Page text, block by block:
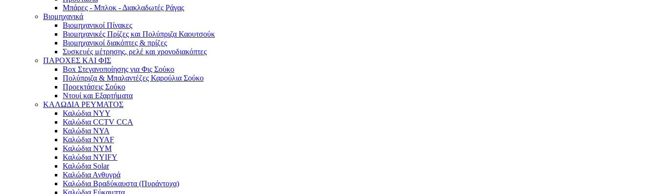
Μπάρες - Μπλοκ - Διακλαδωτές Ράγας
Βιομηχανικά
Βιομηχανικοί Πίνακες
Βιομηχανικές Πρίζες και Πολύπριζα Καουτσούκ
Βιομηχανικοί διακόπτες & πρίζες
Συσκευές μέτρησης, ρελέ και χρονοδιακόπτες
ΠΑΡΟΧΕΣ ΚΑΙ ΦΙΣ
Box Στεγανοποίησης για Φις Σούκο
Πολύπριζα & Μπαλαντέζες Καρούλια Σούκο
Προεκτάσεις Σούκο
Ντουί και Εξαρτήματα
ΚΑΛΩΔΙΑ ΡΕΥΜΑΤΟΣ
Καλώδια NYY
Καλώδια CCTV CCA
Καλώδια NYA
Καλώδια NYAF
Καλώδια NYM
Καλώδια NYIFY
Καλώδια Solar
Καλώδια Ανθυγρά
Καλώδια Βραδύκαυστα (Πυράντοχα)
Καλώδια Εύκαμπτα